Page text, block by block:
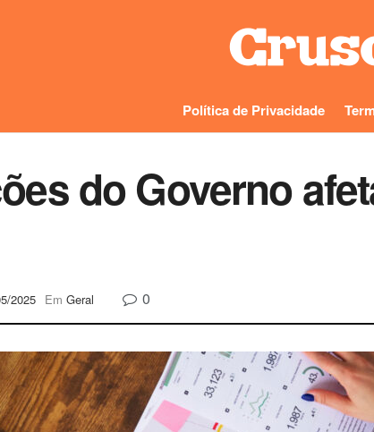
Política de Privacidade
do Governo
2025 Em Geral 0